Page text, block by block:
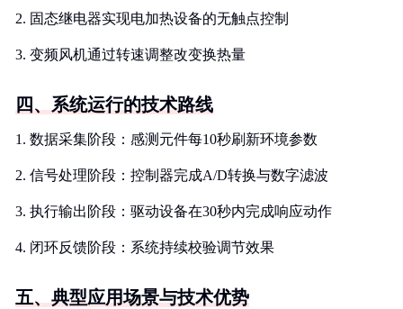
2. 固态继电器实现电加热设备的无触点控制
3. 变频风机通过转速调整改变换热量
四、系统运行的技术路线
1. 数据采集阶段：感测元件每10秒刷新环境参数
2. 信号处理阶段：控制器完成A/D转换与数字滤波
3. 执行输出阶段：驱动设备在30秒内完成响应动作
4. 闭环反馈阶段：系统持续校验调节效果
五、典型应用场景与技术优势